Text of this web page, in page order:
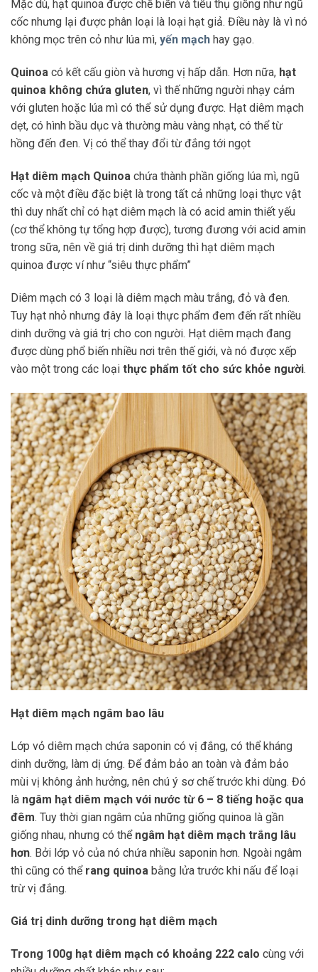
Mặc dù, hạt quinoa được chế biến và tiêu thụ giống như ngũ
cốc nhưng lại được phân loại là loại hạt giả. Điều này là vì nó
không mọc trên cỏ như lúa mì, yến mạch hay gạo.
Quinoa có kết cấu giòn và hương vị hấp dẫn. Hơn nữa, hạt
quinoa không chứa gluten, vì thế những người nhạy cảm
với gluten hoặc lúa mì có thể sử dụng được. Hạt diêm mạch
dẹt, có hình bầu dục và thường màu vàng nhạt, có thể từ
hồng đến đen. Vị có thể thay đổi từ đắng tới ngọt
Hạt diêm mạch Quinoa chứa thành phần giống lúa mì, ngũ
cốc và một điều đặc biệt là trong tất cả những loại thực vật
thì duy nhất chỉ có hạt diêm mạch là có acid amin thiết yếu
(cơ thể không tự tổng hợp được), tương đương với acid amin
trong sữa, nên về giá trị dinh dưỡng thì hạt diêm mạch
quinoa được ví như “siêu thực phẩm”
Diêm mạch có 3 loại là diêm mạch màu trắng, đỏ và đen.
Tuy hạt nhỏ nhưng đây là loại thực phẩm đem đến rất nhiều
dinh dưỡng và giá trị cho con người. Hạt diêm mạch đang
được dùng phổ biến nhiều nơi trên thế giới, và nó được xếp
vào một trong các loại thực phẩm tốt cho sức khỏe người.
Hạt diêm mạch ngâm bao lâu
Lớp vỏ diêm mạch chứa saponin có vị đắng, có thể kháng
dinh dưỡng, làm dị ứng. Để đảm bảo an toàn và đảm bảo
mùi vị không ảnh hưởng, nên chú ý sơ chế trước khi dùng. Đó
là ngâm hạt diêm mạch với nước từ 6 – 8 tiếng hoặc qua
đêm. Tuy thời gian ngâm của những giống quinoa là gần
giống nhau, nhưng có thể ngâm hạt diêm mạch trắng lâu
hơn. Bởi lớp vỏ của nó chứa nhiều saponin hơn. Ngoài ngâm
thì cũng có thể rang quinoa bằng lửa trước khi nấu để loại
trừ vị đắng.
Giá trị dinh dưỡng trong hạt diêm mạch
Trong 100g hạt diêm mạch có khoảng 222 calo cùng với